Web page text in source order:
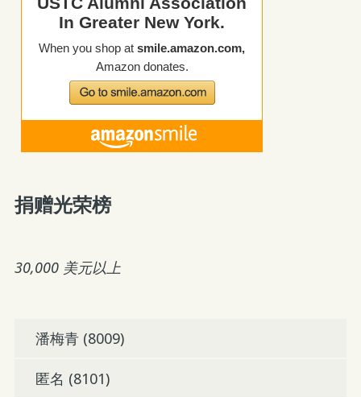
捐赠光荣榜
30,000 美元以上
潘梅青 (8009)
匿名 (8101)